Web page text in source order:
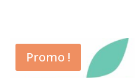
Promo !